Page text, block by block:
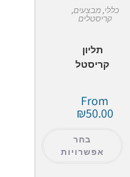
כללי ,מבצעים
קריסטלים
תליון
קריסטל
From
₪50.00
בחר
אפשרויות